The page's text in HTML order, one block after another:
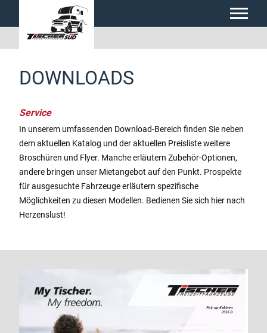
DOWNLOADS
Service
In unserem umfassenden Download-Bereich finden Sie neben
dem aktuellen Katalog und der aktuellen Preisliste weitere
Broschüren und Flyer. Manche erläutern Zubehör-Optionen,
andere bringen unser Mietangebot auf den Punkt. Prospekte
für ausgesuchte Fahrzeuge erläutern spezifische
Möglichkeiten zu diesen Modellen. Bedienen Sie sich hier nach
Herzenslust!